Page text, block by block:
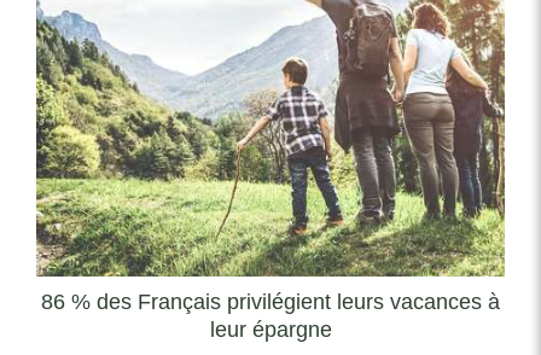
86 % des Français privilégient leurs vacances à
leur épargne